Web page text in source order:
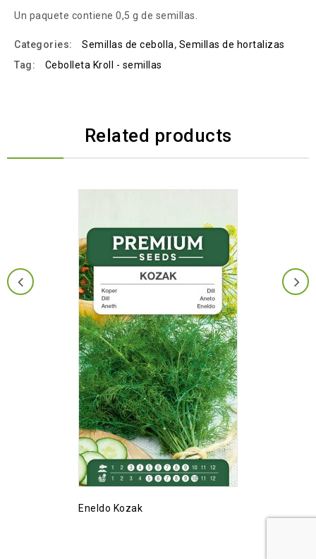
Un paquete contiene 0,5 g de semillas.
Categories: Semillas de cebolla, Semillas de hortalizas
Tag:
Cebolleta Kroll - semillas
Related products
Eneldo Kozak